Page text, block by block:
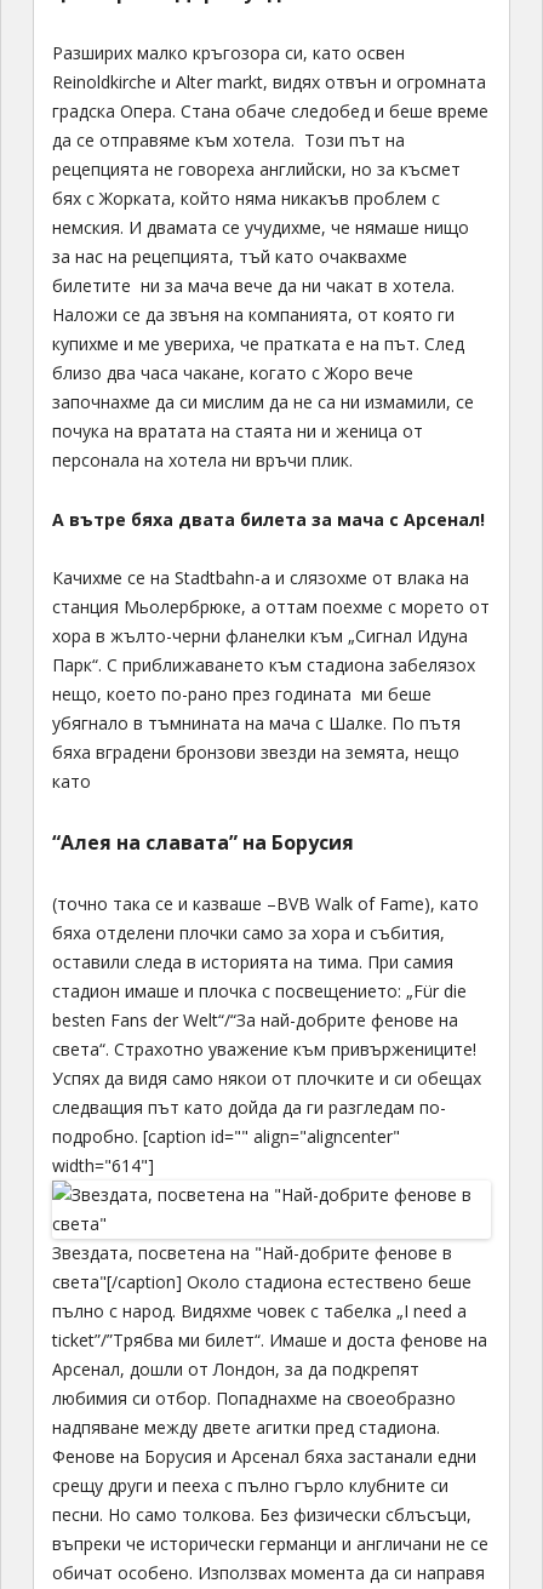
Разширих малко кръгозора си, като освен
Reinoldkirche и Alter markt, видях отвън и огромната
градска Опера. Стана обаче следобед и беше време
да се отправяме към хотела. Този път на
рецепцията не говореха английски, но за късмет
бях с Жорката, който няма никакъв проблем с
немския. И двамата се учудихме, че нямаше нищо
за нас на рецепцията, тъй като очаквахме
билетите ни за мача вече да ни чакат в хотела.
Наложи се да звъня на компанията, от която ги
купихме и ме увериха, че пратката е на път. След
близо два часа чакане, когато с Жоро вече
започнахме да си мислим да не са ни измамили, се
почука на вратата на стаята ни и женица от
персонала на хотела ни връчи плик.
А вътре бяха двата билета за мача с Арсенал!
Качихме се на Stadtbahn-а и слязохме от влака на
станция Мьолербрюке, а оттам поехме с морето от
хора в жълто-черни фланелки към „Сигнал Идуна
Парк“. С приближаването към стадиона забелязох
нещо, което по-рано през годината ми беше
убягнало в тъмнината на мача с Шалке. По пътя
бяха вградени бронзови звезди на земята, нещо
като
“Алея на славата” на Борусия
(точно така се и казваше –BVB Walk of Fame), като
бяха отделени плочки само за хора и събития,
оставили следа в историята на тима. При самия
стадион имаше и плочка с посвещението: „Für die
besten Fans der Welt“/“За най-добрите фенове на
света“. Страхотно уважение към привържениците!
Успях да видя само някои от плочките и си обещах
следващия път като дойда да ги разгледам по-
подробно. [caption id="" align="aligncenter"
width="614"]
Звездата, посветена на "Най-добрите фенове в
света"[/caption] Около стадиона естествено беше
пълно с народ. Видяхме човек с табелка „I need a
ticket”/”Трябва ми билет“. Имаше и доста фенове на
Арсенал, дошли от Лондон, за да подкрепят
любимия си отбор. Попаднахме на своеобразно
надпяване между двете агитки пред стадиона.
Фенове на Борусия и Арсенал бяха застанали едни
срещу други и пееха с пълно гърло клубните си
песни. Но само толкова. Без физически сблъсъци,
въпреки че исторически германци и англичани не се
обичат особено. Използвах момента да си направя